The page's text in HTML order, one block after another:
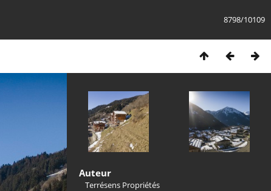
8798/10109
Auteur
Terrésens Propriétés